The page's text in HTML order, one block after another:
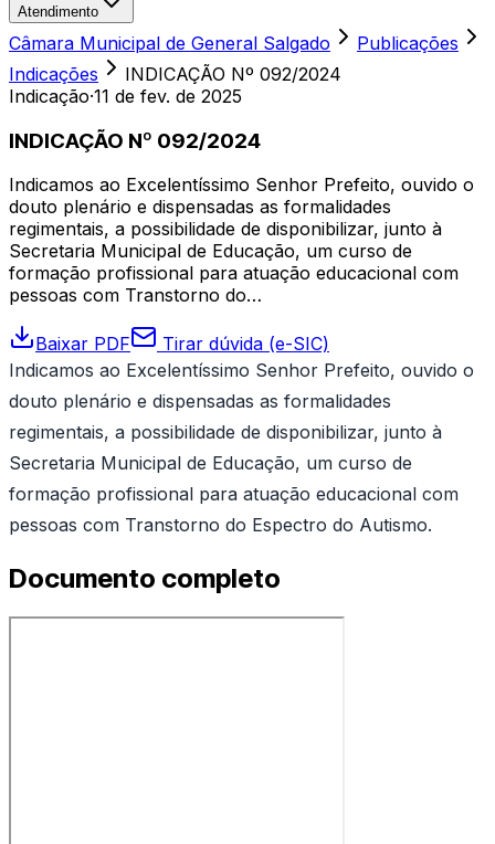
Atendimento
Câmara Municipal de General Salgado
Publicações
Indicações
INDICAÇÃO Nº 092/2024
Indicação·11 de fev. de 2025
INDICAÇÃO Nº 092/2024
Indicamos ao Excelentíssimo Senhor Prefeito, ouvido o
douto plenário e dispensadas as formalidades
regimentais, a possibilidade de disponibilizar, junto à
Secretaria Municipal de Educação, um curso de
formação profissional para atuação educacional com
pessoas com Transtorno do…
Baixar PDF
Tirar dúvida (e-SIC)
Indicamos ao Excelentíssimo Senhor Prefeito, ouvido o
douto plenário e dispensadas as formalidades
regimentais, a possibilidade de disponibilizar, junto à
Secretaria Municipal de Educação, um curso de
formação profissional para atuação educacional com
pessoas com Transtorno do Espectro do Autismo.
Documento completo